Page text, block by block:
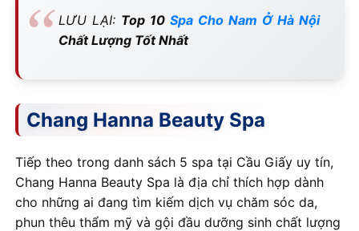
LƯU LẠI: Top 10 Spa Cho Nam Ở Hà Nội
Chất Lượng Tốt Nhất
Chang Hanna Beauty Spa
Tiếp theo trong danh sách 5 spa tại Cầu Giấy uy tín,
Chang Hanna Beauty Spa là địa chỉ thích hợp dành
cho những ai đang tìm kiếm dịch vụ chăm sóc da,
phun thêu thẩm mỹ và gội đầu dưỡng sinh chất lượng